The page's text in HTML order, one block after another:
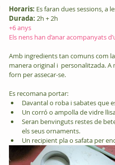
Horaris: Es faran dues sessions, a
Durada: 2h + 2h
+6 anys
Els nens han d’anar acompanyats
Amb ingredients tan comuns com
manera original i  personalitzada. A
forn per assecar-se.
Es recomana portar:
Davantal o roba i sabates que
Un corró o ampolla de vidre
Seran benvinguts restes de
els seus ornaments.
Un recipient pla o safata per